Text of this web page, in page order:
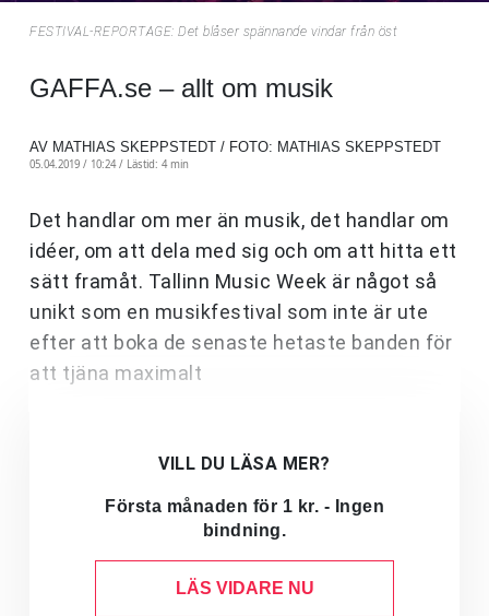
FESTIVAL-REPORTAGE: Det blåser spännande vindar från öst
GAFFA.se – allt om musik
AV MATHIAS SKEPPSTEDT / FOTO: MATHIAS SKEPPSTEDT
05.04.2019 / 10:24 / Lästid: 4 min
Det handlar om mer än musik, det handlar om
idéer, om att dela med sig och om att hitta ett
sätt framåt. Tallinn Music Week är något så
unikt som en musikfestival som inte är ute
efter att boka de senaste hetaste banden för
att tjäna maximalt
VILL DU LÄSA MER?
Första månaden för 1 kr. - Ingen
bindning.
LÄS VIDARE NU